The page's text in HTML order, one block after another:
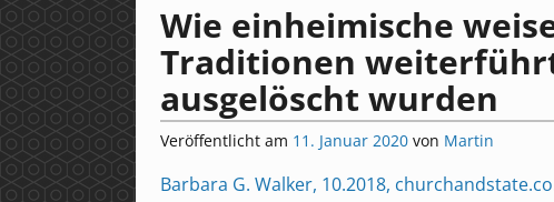
Wie einheimische
Traditionen
ausgelöscht wurden
Veröffentlicht am 11. Januar 2020 von Martin
Barbara G. Walker, 10.2018,